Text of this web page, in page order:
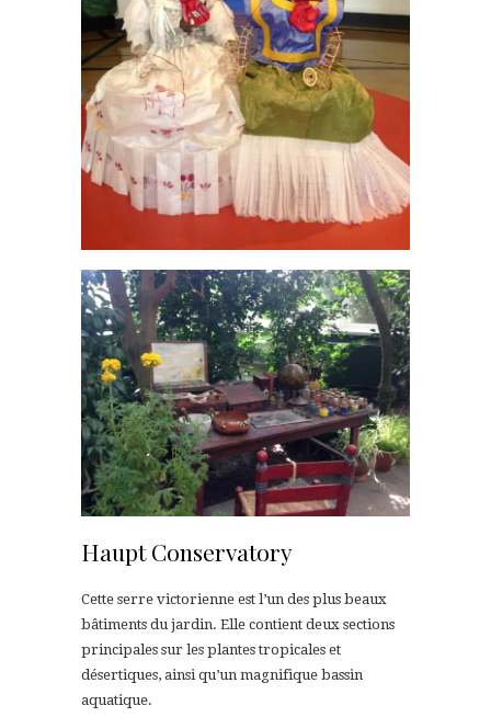
Haupt Conservatory
Cette serre victorienne est l’un des plus beaux
bâtiments du jardin. Elle contient deux sections
principales sur les plantes tropicales et
désertiques, ainsi qu’un magnifique bassin
aquatique.